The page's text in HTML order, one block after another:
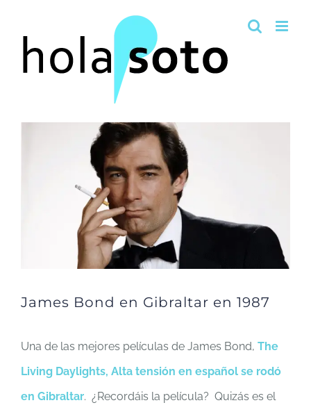
contenido
James Bond en Gibraltar en 1987
Una de las mejores películas de James Bond, The
Living Daylights, Alta tensión en español se rodó
en Gibraltar. ¿Recordáis la película? Quizás es el